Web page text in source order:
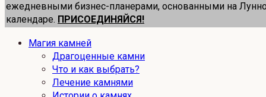
ежедневными бизнес-планерами, основанными на
календаре. ПРИСОЕДИНЯЙСЯ!
Магия камней
Драгоценные камни
Что и как выбрать?
Лечение камнями